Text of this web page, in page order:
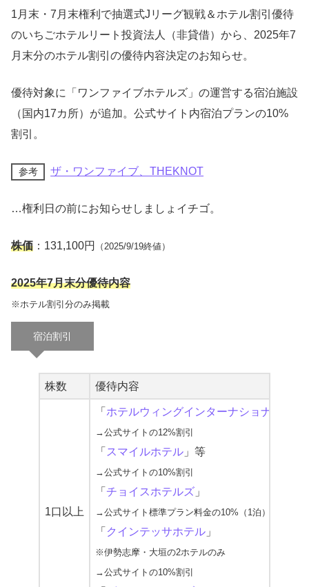
1月末・7月末権利で抽選式Jリーグ観戦＆ホテル割引優待
のいちごホテルリート投資法人（非貸借）から、2025年7
月末分のホテル割引の優待内容決定のお知らせ。
優待対象に「ワンファイブホテルズ」の運営する宿泊施設
（国内17カ所）が追加。公式サイト内宿泊プランの10%
割引。
参考 ザ・ワンファイブ、THEKNOT
…権利日の前にお知らせしましょイチゴ。
株価 ：131,100円 （2025/9/19終値）
2025年7月末分優待内容
※ホテル割引分のみ掲載
宿泊割引
株数 優待内容
1口以上
「 ホテルウィングインターナショナル
→公式サイトの12%割引
「 スマイルホテル 」等
→公式サイトの10%割引
「 チョイスホテルズ 」
→公式サイト標準プラン料金の10%（1泊）または
「 クインテッサホテル 」
※伊勢志摩・大垣の2ホテルのみ
→公式サイトの10%割引